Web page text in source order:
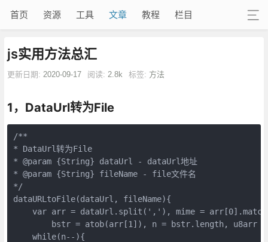
首页 资源 工具 文章 教程 栏目
js实用方法总汇
更新日期: 2020-09-17 阅读: 2.8k 标签: 方法
1，DataUrl转为File
/**
* DataUrl转为File
* @param {String} dataUrl - dataUrl地址
* @param {String} fileName - file文件名
*/
dataURLtoFile(dataUrl, fileName){
var arr = dataUrl.split(','), mime =
bstr = atob(arr[1]), n = bstr.length, u8arr
    while(n--){